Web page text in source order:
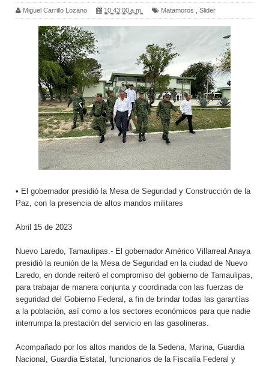
Miguel Carrillo Lozano 10:43:00 a.m. Matamoros Slider
• El gobernador presidió la Mesa de Seguridad y Construcción de la
Paz, con la presencia de altos mandos militares
Abril 15 de 2023
Nuevo Laredo, Tamaulipas.- El gobernador Américo Villarreal Anaya
presidió la reunión de la Mesa de Seguridad en la ciudad de Nuevo
Laredo, en donde reiteró el compromiso del gobierno de Tamaulipas,
para trabajar de manera conjunta y coordinada con las fuerzas de
seguridad del Gobierno Federal, a fin de brindar todas las garantías
a la población, así como a los sectores económicos para que nadie
interrumpa la prestación del servicio en las gasolineras.
Acompañado por los altos mandos de la Sedena, Marina, Guardia
Nacional, Guardia Estatal, funcionarios de la Fiscalía Federal y